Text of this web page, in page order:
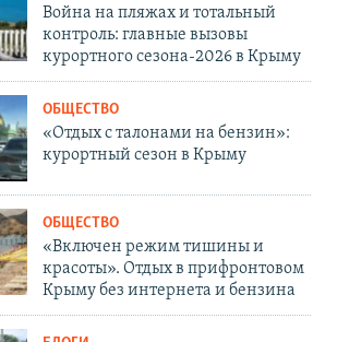
Война на пляжах и тотальный
контроль: главные вызовы
курортного сезона-2026 в Крыму
ОБЩЕСТВО
«Отдых с талонами на бензин»:
курортный сезон в Крыму
ОБЩЕСТВО
«Включен режим тишины и
красоты». Отдых в прифронтовом
Крыму без интернета и бензина